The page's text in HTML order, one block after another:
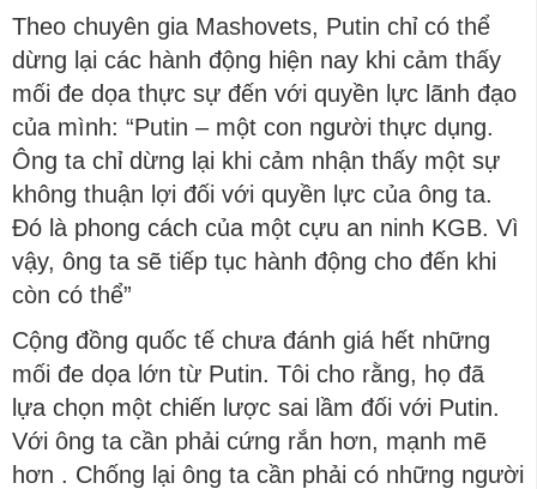
Theo chuyên gia Mashovets, Putin chỉ có thể
dừng lại các hành động hiện nay khi cảm thấy
mối đe dọa thực sự đến với quyền lực lãnh đạo
của mình: “Putin – một con người thực dụng.
Ông ta chỉ dừng lại khi cảm nhận thấy một sự
không thuận lợi đối với quyền lực của ông ta.
Đó là phong cách của một cựu an ninh KGB. Vì
vậy, ông ta sẽ tiếp tục hành động cho đến khi
còn có thể”
Cộng đồng quốc tế chưa đánh giá hết những
mối đe dọa lớn từ Putin. Tôi cho rằng, họ đã
lựa chọn một chiến lược sai lầm đối với Putin.
Với ông ta cần phải cứng rắn hơn, mạnh mẽ
hơn . Chống lại ông ta cần phải có những người